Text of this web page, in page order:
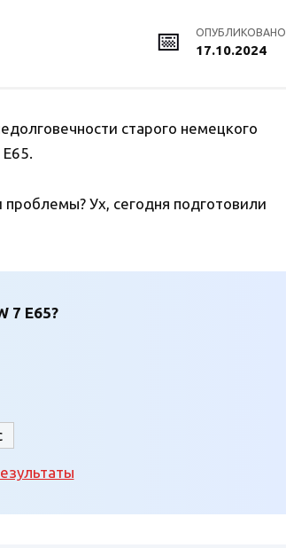
ОПУБЛИКОВАНО
17.10.2024
старого немецкого
Ух, сегодня подготовили
7 E65?